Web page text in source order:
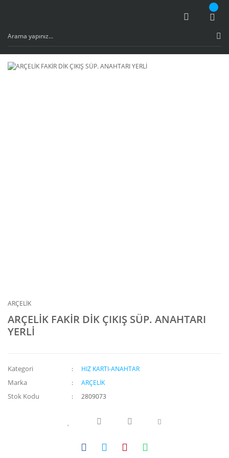
ARÇELİK
ARÇELİK FAKİR DİK ÇIKIŞ SÜP. ANAHTARI
YERLİ
Kategori HIZ KARTI-ANAHTAR
Marka ARÇELİK
Stok Kodu 2809073